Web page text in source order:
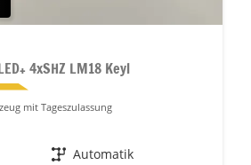
4xSHZ LM18 Keyl
mit Tageszulassung
Getriebe Automatik